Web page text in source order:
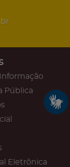
Pública
Eletrônica